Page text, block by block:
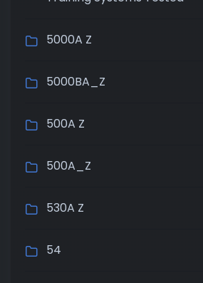
5000A Z
5000BA_Z
500A Z
500A_Z
530A Z
54